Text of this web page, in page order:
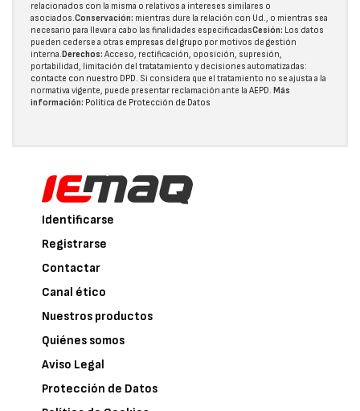
relacionados con la misma o relativos a intereses similares o
asociados.Conservación: mientras dure la relación con Ud., o mientras sea
necesario para llevar a cabo las finalidades especificadasCesión: Los datos
pueden cederse a otras empresas del grupo por motivos de gestión
interna.Derechos: Acceso, rectificación, oposición, supresión,
portabilidad, limitación del tratatamiento y decisiones automatizadas:
contacte con nuestro DPD. Si considera que el tratamiento no se ajusta a la
normativa vigente, puede presentar reclamación ante la AEPD. Más
información: Política de Protección de Datos
Identificarse
Registrarse
Contactar
Canal ético
Nuestros productos
Quiénes somos
Aviso Legal
Protección de Datos